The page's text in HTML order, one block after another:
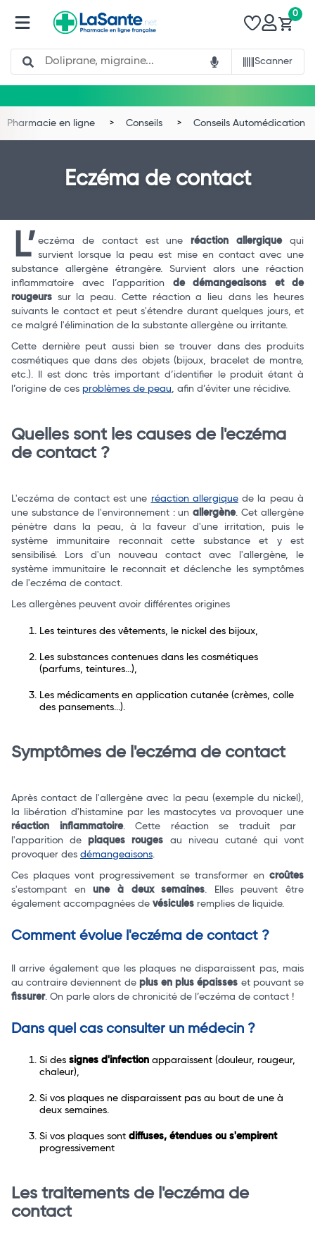
Search
Scanner
0
Pharmacie en ligne Conseils Conseils Automédication
Eczéma de contact
L’ eczéma de contact est une réaction allergiquequi
survient lorsque la peau est mise en contact avec une
substance allergène étrangère. Survient alors une réaction
inflammatoire avec l’apparition de démangeaisons et de
rougeurs sur la peau. Cette réaction a lieu dans les heures
suivants le contact et peut s'étendre durant quelques jours, et
ce malgré l'élimination de la substante allergène ou irritante.
Cette dernière peut aussi bien se trouver dans des produits
cosmétiques que dans des objets (bijoux, bracelet de montre,
etc.). Il est donc très important d’identifier le produit étant à
l’origine de ces problèmes de peau, afin d’éviter une récidive.
Quelles sont les causes de l'eczéma
de contact ?
L'eczéma de contact est une réaction allergiquede la peau à
une substance de l'environnement : unallergène. Cet allergène
pénètre dans la peau, à la faveur d'une irritation, puis le
système immunitaire reconnait cette substance et y est
sensibilisé. Lors d'un nouveau contact avec l'allergène, le
système immunitaire le reconnait et déclenche les symptômes
de l'eczéma de contact.
Les allergènes peuvent avoir différentes origines
Les teintures des vêtements, le nickel des bijoux,
Les substances contenues dans les cosmétiques
(parfums, teintures...),
Les médicaments en application cutanée (crèmes, colle
des pansements...).
Symptômes de l'eczéma de contact
Après contact de l'allergène avec la peau (exemple du nickel),
la libération d'histamine par les mastocytes va provoquer une
réaction inflammatoire. Cette réaction se traduit par
l'apparition de plaques rouges au niveau cutané qui vont
provoquer des démangeaisons.
Ces plaques vont progressivement se transformer en croûtes
s'estompant enune à deux semaines. Elles peuvent être
également accompagnées de vésicules remplies de liquide.
Comment évolue l'eczéma de contact ?
Il arrive également que les plaques ne disparaissent pas, mais
au contraire deviennent de plus en plus épaisses et pouvant se
fissurer. On parle alors de chronicité de l’eczéma de contact !
Dans quel cas consulter un médecin ?
Si des signes d'infection apparaissent (douleur, rougeur,
chaleur),
Si vos plaques ne disparaissent pas au bout de une à
deux semaines.
Si vos plaques sont diffuses, étendues ou s'empirent
progressivement
Les traitements de l'eczéma de
contact